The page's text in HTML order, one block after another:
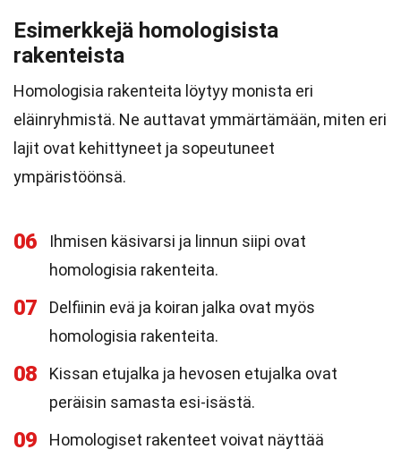
Esimerkkejä homologisista
rakenteista
Homologisia rakenteita löytyy monista eri
eläinryhmistä. Ne auttavat ymmärtämään, miten eri
lajit ovat kehittyneet ja sopeutuneet
ympäristöönsä.
06
Ihmisen käsivarsi ja linnun siipi ovat
homologisia rakenteita.
07
Delfiinin evä ja koiran jalka ovat myös
homologisia rakenteita.
08
Kissan etujalka ja hevosen etujalka ovat
peräisin samasta esi-isästä.
09
Homologiset rakenteet voivat näyttää